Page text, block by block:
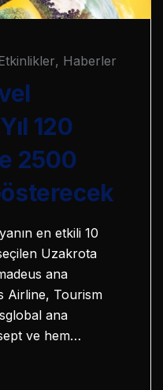
, Haberler
120
2500
en etkili 10
Uzakrota
ana
Airline, Tourism
ana
ve hem…